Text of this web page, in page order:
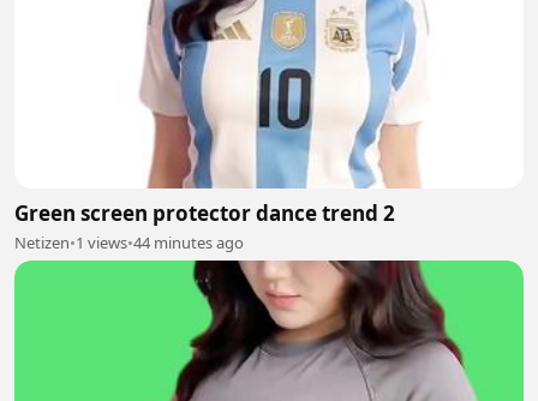
Green screen protector dance trend 2
Netizen•1 views•44 minutes ago